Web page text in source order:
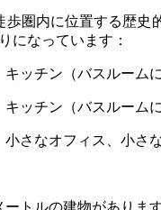
圏内に位置する歴
になっています：
ッチン（バスルーム
ッチン（バスルーム
さなオフィス、小さ
トルの建物がありま